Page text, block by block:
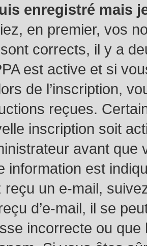
enregistré mais
en premier, vos
sont corrects, il y a
est active et si
de l’inscription,
reçues.
inscription soit
avant
information est
reçu un e-mail,
d’e-mail, il se
incorrecte ou que